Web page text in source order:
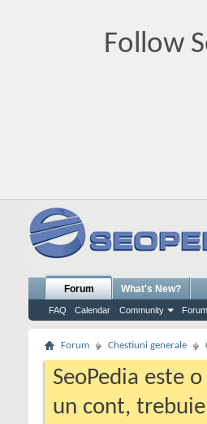
Follow
Forum
FAQ Calendar Community
What's New?
Forum Chestiuni generale
SeoPedia este
un cont,